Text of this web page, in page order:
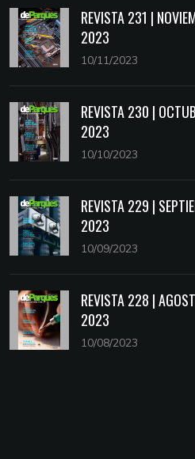
REVISTA 231 |
2023
10/11/2023
REVISTA 230 |
2023
10/10/2023
REVISTA 229 |
2023
10/09/2023
REVISTA 228 |
2023
10/08/2023